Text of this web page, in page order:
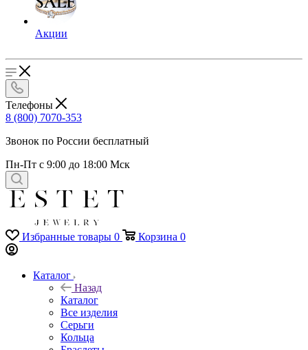
Акции
Телефоны
8 (800) 7070-353
Звонок по России бесплатный
Пн-Пт с 9:00 до 18:00 Мск
Избранные товары 0 Корзина 0
Каталог
Назад
Каталог
Все изделия
Серьги
Кольца